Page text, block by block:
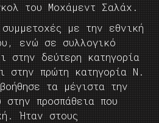
του Μοχάμεντ Σαλάχ.
με την εθνική
ενώ σε συλλογικό
στην δεύτερη κατηγορία
στην πρώτη κατηγορία Ν.
τα μέγιστα την
στην προσπάθεια που
Ήταν στους